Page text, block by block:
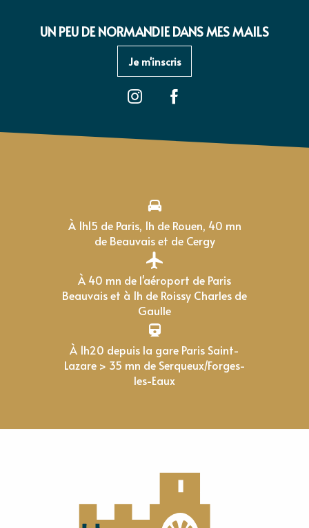
UN PEU DE NORMANDIE DANS MES MAILS
Je m'inscris
À 1h15 de Paris, 1h de Rouen, 40 mn
de Beauvais et de Cergy
À 40 mn de l'aéroport de Paris
Beauvais et à 1h de Roissy Charles de
Gaulle
À 1h20 depuis la gare Paris Saint-
Lazare > 35 mn de Serqueux/Forges-
les-Eaux